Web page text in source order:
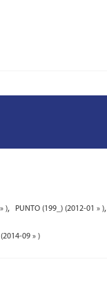
), PUNTO (199_) (2012-01 » ),
(2014-09 » )